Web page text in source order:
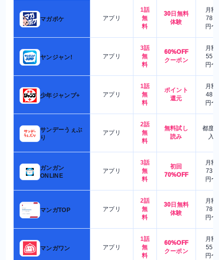
マガポケ アプリ
1話
無
料
30日無料
体験
月額
780
円〜
ヤンジャン! アプリ
3話
無
料
60%OFF
クーポン
月額
550
円〜
少年ジャンプ+ アプリ
1話
無
料
ポイント
還元
月額
480
円〜
サンデーうぇぶ
り
アプリ
2話
無
料
無料試し
読み
都度
入
ガンガン
ONLINE
アプリ
3話
無
料
初回
70%OFF
月額
730
円〜
マンガTOP アプリ
2話
無
料
30日無料
体験
月額
780
円〜
マンガワン アプリ
1話
無
料
60%OFF
クーポン
月額
550
円〜